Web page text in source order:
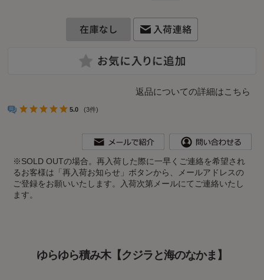
返品についての詳細はこちら
5.0 (3件)
※SOLD OUTの場合。再入荷した際に一早くご連絡を希望され
るお客様は「再入荷お知らせ」ボタンから、メールアドレスの
ご登録をお願いいたします。入荷次第メールにてご連絡いたし
ます。
ゆらゆら積み木【クジラと海のなかま】